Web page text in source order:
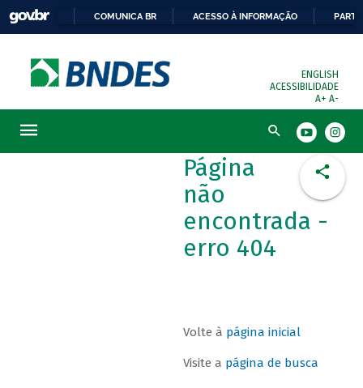
COMUNICA BR ACESSO À INFORMAÇÃO
ENGLISH
ACESSIBILIDADE
A+ A-
Busca
Página
não
encontrada -
erro 404
Volte à página inicial
Visite a página de busca